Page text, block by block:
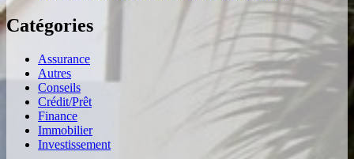
Catégories
Assurance
Autres
Conseils
Crédit/Prêt
Finance
Immobilier
Investissement